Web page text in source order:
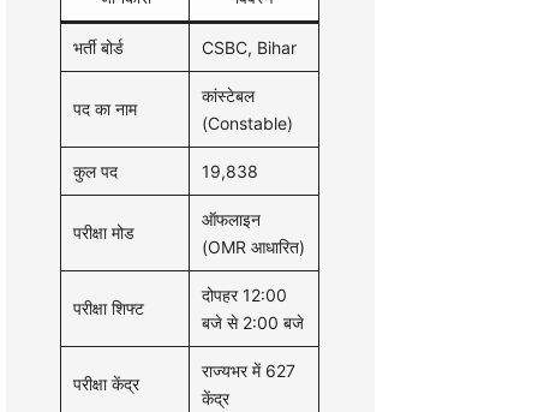
भर्ती बोर्ड CSBC, Bihar
पद का नाम
कांस्टेबल
(Constable)
कुल पद 19,838
परीक्षा मोड
ऑफलाइन
(OMR आधारित)
परीक्षा शिफ्ट
दोपहर 12:00
बजे से 2:00 बजे
परीक्षा केंद्र
राज्यभर में 627
केंद्र